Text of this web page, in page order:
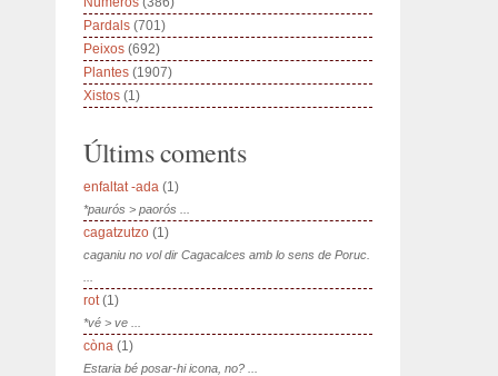
Pardals (701)
Peixos (692)
Plantes (1907)
Xistos (1)
Últims coments
enfaltat -ada (1)
*paurós > paorós ...
cagatzutzo (1)
caganiu no vol dir Cagacalces amb lo sens de Poruc.
rot(1)
*vé > ve ...
còna (1)
Estaria bé posar-hi icona, no? ...